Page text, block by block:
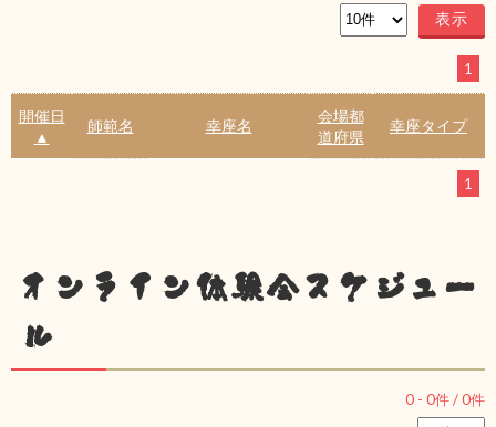
1
開催日
▲
師範名 幸座名
会場都
道府県
幸座タイプ
1
オンライン体験会スケジュー
ル
0 - 0件 /0件